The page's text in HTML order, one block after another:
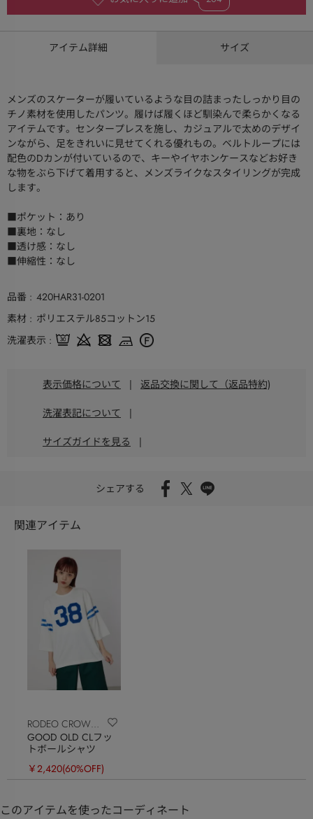
アイテム詳細 サイズ
メンズのスケーターが履いているような目の詰まったしっかり目の
チノ素材を使用したパンツ。履けば履くほど馴染んで柔らかくなる
アイテムです。センタープレスを施し、カジュアルで太めのデザイ
ンながら、足をきれいに見せてくれる優れもの。ベルトループには
配色のDカンが付いているので、キーやイヤホンケースなどお好き
な物をぶら下げて着用すると、メンズライクなスタイリングが完成
します。
■ポケット：あり
■裏地：なし
■透け感：なし
■伸縮性：なし
品番
420HAR31-0201
素材
ポリエステル85コットン15
洗濯表示
表示価格について | 返品交換に関して（返品特約)
洗濯表記について |
サイズガイドを見る |
シェアする
関連アイテム
RODEO CROWNS
WIDE BOWL
GOOD OLD CLフッ
トボールシャツ
￥2,420(60%OFF)
このアイテムを使ったコーディネート